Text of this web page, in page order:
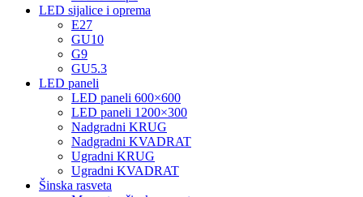
LED sijalice i oprema
E27
GU10
G9
GU5.3
LED paneli
LED paneli 600×600
LED paneli 1200×300
Nadgradni KRUG
Nadgradni KVADRAT
Ugradni KRUG
Ugradni KVADRAT
Šinska rasveta